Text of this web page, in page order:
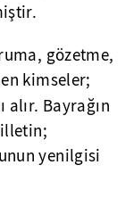
gözetme,
kimseler;
alır. Bayrağın
yenilgisi